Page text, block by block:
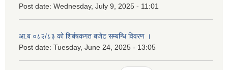
Post date: Wednesday, July 9, 2025 - 11:01
आ.ब ०८२/८३ को शिर्बषकगत बजेट सम्बन्धि विवरण ।
Post date: Tuesday, June 24, 2025 - 13:05